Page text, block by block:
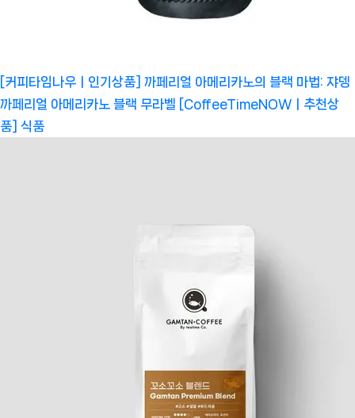
[커피타임나우ㅣ인기상품] 까페리얼 아메리카노의 블랙 마법: 쟈뎅
까페리얼 아메리카노 블랙 무라벨 [CoffeeTimeNOWㅣ추천상
품] 식품